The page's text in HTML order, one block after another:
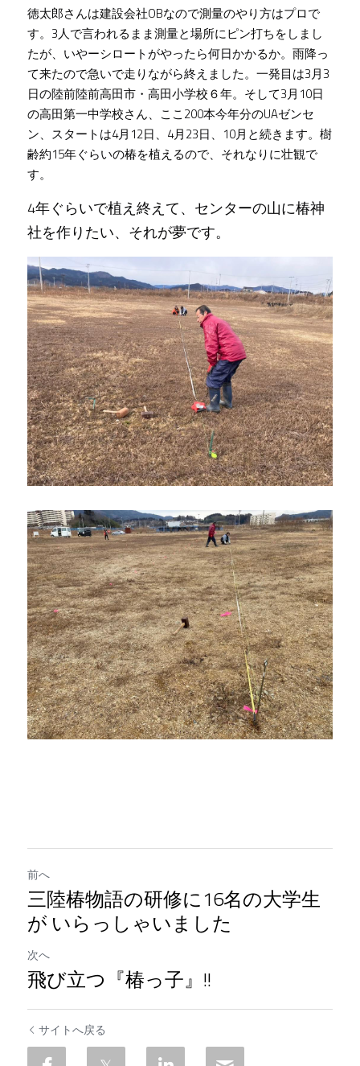
徳太郎さんは建設会社OBなので測量のやり方はプロで
す。3人で言われるまま測量と場所にピン打ちをしまし
たが、いやーシロートがやったら何日かかるか。雨降っ
て来たので急いで走りながら終えました。一発目は3月3
日の陸前陸前高田市・高田小学校６年。そして3月10日
の高田第一中学校さん、ここ200本今年分のUAゼンセ
ン、スタートは4月12日、4月23日、10月と続きます。樹
齢約15年ぐらいの椿を植えるので、それなりに壮観で
す。
4年ぐらいで植え終えて、センターの山に椿神
社を作りたい、それが夢です。
前へ
三陸椿物語の研修に16名の大学生
が いらっしゃいました
次へ
飛び立つ『椿っ子』!!
サイトへ戻る